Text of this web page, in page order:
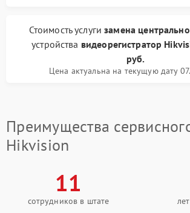
Стоимость услугизамена
устройства видеорегистратор
руб.
Цена актуальна на текущую дату
Преимущества
Hikvision
11
сотрудников в штате